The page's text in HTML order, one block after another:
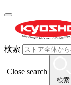
検索
Close search
検索